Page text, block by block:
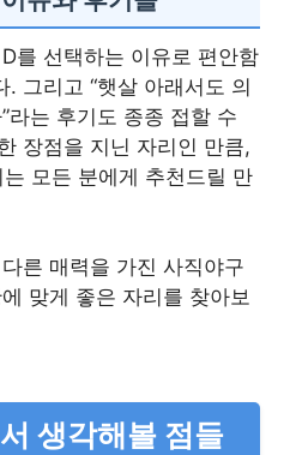
를 선택하는 이유로 편안함
그리고 “햇살 아래서도 의
라는 후기도 종종 접할 수
장점을 지닌 자리인 만큼,
모든 분에게 추천드릴 만
른 매력을 가진 사직야구
맞게 좋은 자리를 찾아보
생각해볼 점들